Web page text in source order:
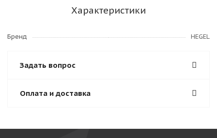
Характеристики
Бренд HEGEL
Задать вопрос
Оплата и доставка